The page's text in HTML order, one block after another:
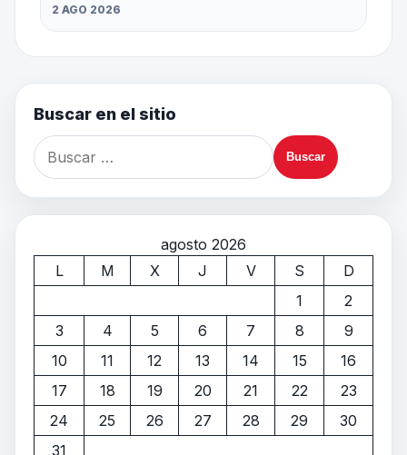
2 AGO 2026
Buscar en el sitio
agosto 2026
L
M X J V S
D
1
2
3
4 5 6 7 8
9
10
11 12 13 14 15
16
17
18 19 20 21 22
23
24
25 26 27 28 29
30
31